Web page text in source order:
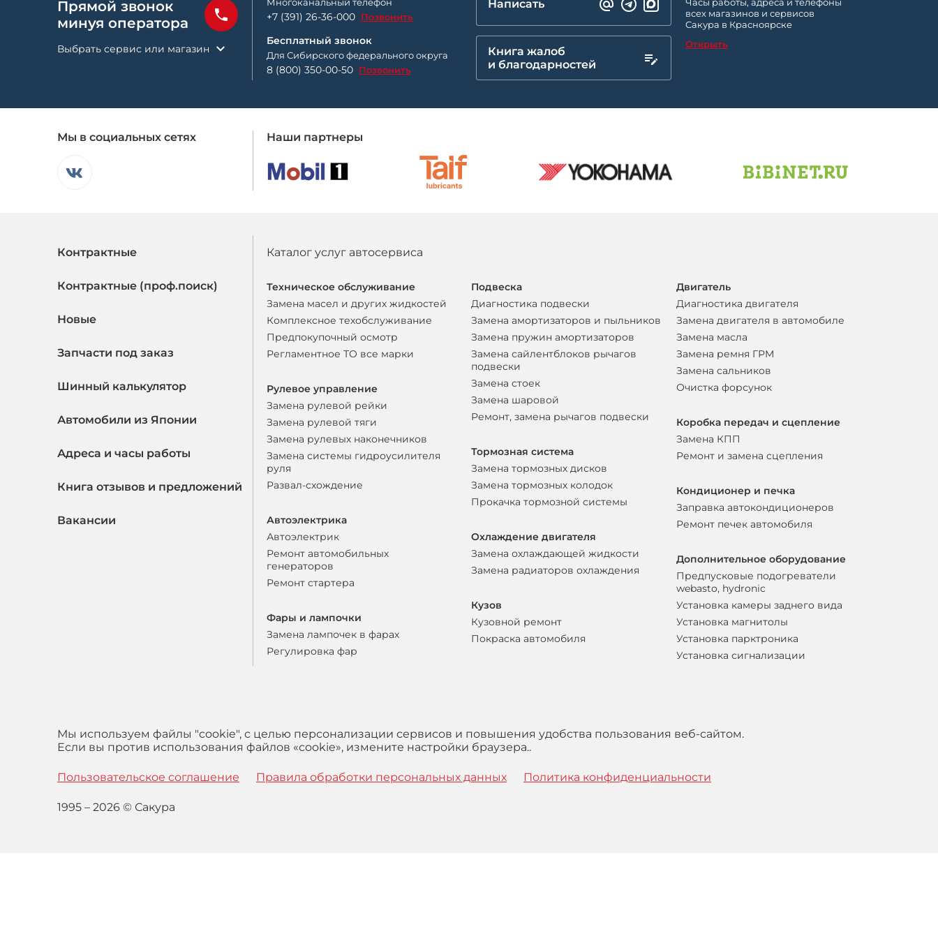
Прямой звонок
минуя оператора
Выбрать сервис или магазин
+7 (391) 26-36-000 Позвонить
Бесплатный звонок
Для Сибирского федерального округа
8 (800) 350-00-50 Позвонить
Написать
Книга жалоб
и благодарностей
всех магазинов и сервисов
Сакура в Красноярске
Открыть
Мы в социальных сетях Наши партнеры
Контрактные
Контрактные (проф.поиск)
Новые
Запчасти под заказ
Шинный калькулятор
Автомобили из Японии
Адреса и часы работы
Книга отзывов и предложений
Вакансии
Каталог услуг автосервиса
Техническое обслуживание
Замена масел и других жидкостей
Комплексное техобслуживание
Предпокупочный осмотр
Регламентное ТО все марки
Рулевое управление
Замена рулевой рейки
Замена рулевой тяги
Замена рулевых наконечников
Замена системы гидроусилителя
руля
Развал-схождение
Автоэлектрика
Автоэлектрик
Ремонт автомобильных
генераторов
Ремонт стартера
Фары и лампочки
Замена лампочек в фарах
Регулировка фар
Подвеска
Диагностика подвески
Замена амортизаторов и пыльников
Замена пружин амортизаторов
Замена сайлентблоков рычагов
подвески
Замена стоек
Замена шаровой
Ремонт, замена рычагов подвески
Тормозная система
Замена тормозных дисков
Замена тормозных колодок
Прокачка тормозной системы
Охлаждение двигателя
Замена охлаждающей жидкости
Замена радиаторов охлаждения
Кузов
Кузовной ремонт
Покраска автомобиля
Двигатель
Диагностика двигателя
Замена двигателя в автомобиле
Замена масла
Замена ремня ГРМ
Замена сальников
Очистка форсунок
Коробка передач и сцепление
Замена КПП
Ремонт и замена сцепления
Кондиционер и печка
Заправка автокондиционеров
Ремонт печек автомобиля
Дополнительное оборудование
Предпусковые подогреватели
webasto, hydronic
Установка камеры заднего вида
Установка магнитолы
Установка парктроника
Установка сигнализации
Мы используем файлы "cookie", с целью персонализации сервисов и повышения удобства пользования веб-сайтом.
Если вы против использования файлов «cookie», измените настройки браузера..
Пользовательское соглашение Правила обработки персональных данных Политика конфиденциальности
1995 – 2026 © Сакура